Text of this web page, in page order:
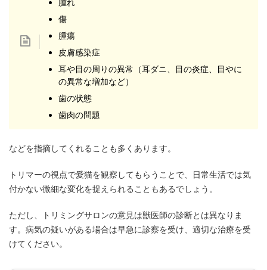
腫れ
傷
腫瘍
皮膚感染症
耳や目の周りの異常（耳ダニ、目の炎症、目やに
の異常な増加など）
歯の状態
歯肉の問題
などを指摘してくれることも多くあります。
トリマーの視点で愛猫を観察してもらうことで、日常生活では気
付かない微細な変化を捉えられることもあるでしょう。
ただし、トリミングサロンの意見は獣医師の診断とは異なりま
す。病気の疑いがある場合は早急に診察を受け、適切な治療を受
けてください。